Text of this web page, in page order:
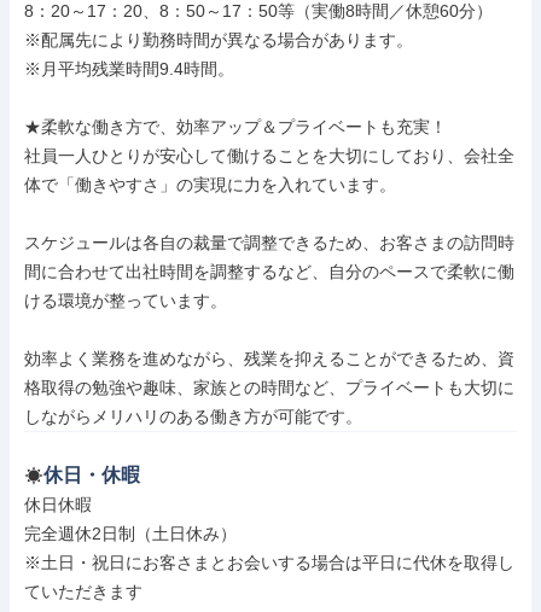
8：20～17：20、8：50～17：50等（実働8時間／休憩60分）
※配属先により勤務時間が異なる場合があります。
※月平均残業時間9.4時間。
★柔軟な働き方で、効率アップ＆プライベートも充実！
社員一人ひとりが安心して働けることを大切にしており、会社全
体で「働きやすさ」の実現に力を入れています。
スケジュールは各自の裁量で調整できるため、お客さまの訪問時
間に合わせて出社時間を調整するなど、自分のペースで柔軟に働
ける環境が整っています。
効率よく業務を進めながら、残業を抑えることができるため、資
格取得の勉強や趣味、家族との時間など、プライベートも大切に
しながらメリハリのある働き方が可能です。
休日・休暇
休日休暇
完全週休2日制（土日休み）
※土日・祝日にお客さまとお会いする場合は平日に代休を取得し
ていただきます